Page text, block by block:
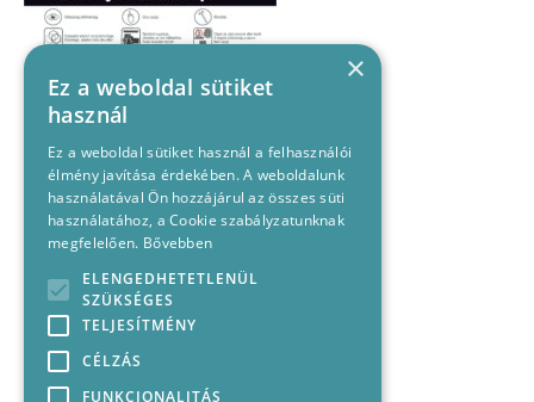
×
Ez a weboldal sütiket
használ
Ez a weboldal sütiket használ a felhasználói
élmény javítása érdekében. A weboldalunk
használatával Ön hozzájárul az összes süti
használatához, a Cookie szabályzatunknak
megfelelően. Bővebben
ELENGEDHETETLENÜL
SZÜKSÉGES
TELJESÍTMÉNY
CÉLZÁS
FUNKCIONALITÁS